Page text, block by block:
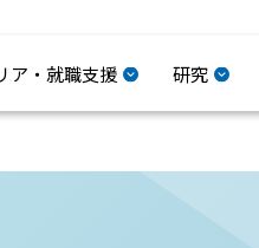
ア・就職支援 研究